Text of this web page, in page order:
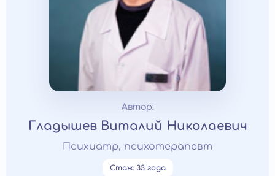
Автор:
Гладышев Виталий Николаевич
Психиатр, психотерапевт
Стаж: 33 года